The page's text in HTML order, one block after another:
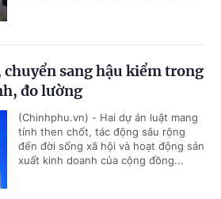
sang hậu kiểm trong
đo lường
(Chinhphu.vn) - Hai dự án luật mang
tính then chốt, tác động sâu rộng
đến đời sống xã hội và hoạt động sản
xuất kinh doanh của cộng đồng...